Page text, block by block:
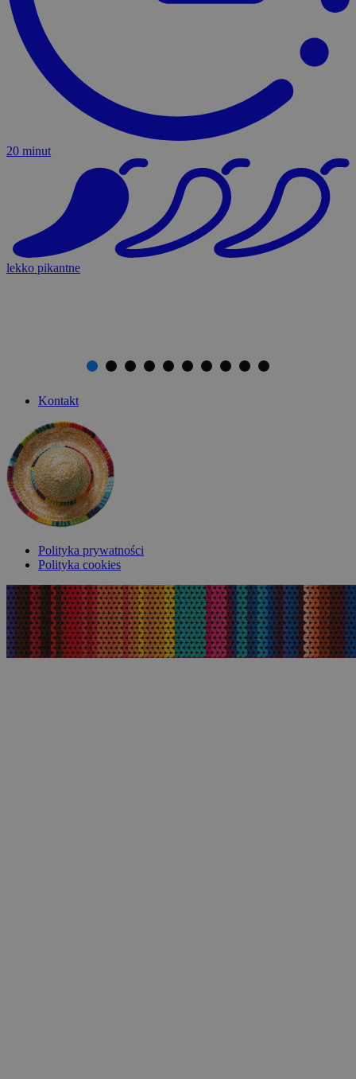
20 minut
lekko pikantne
Kontakt
Polityka prywatności
Polityka cookies